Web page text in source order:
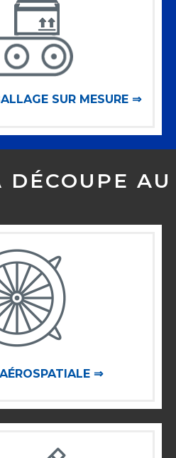
SUR MESURE ⇒
DÉCOUPE AU
⇒